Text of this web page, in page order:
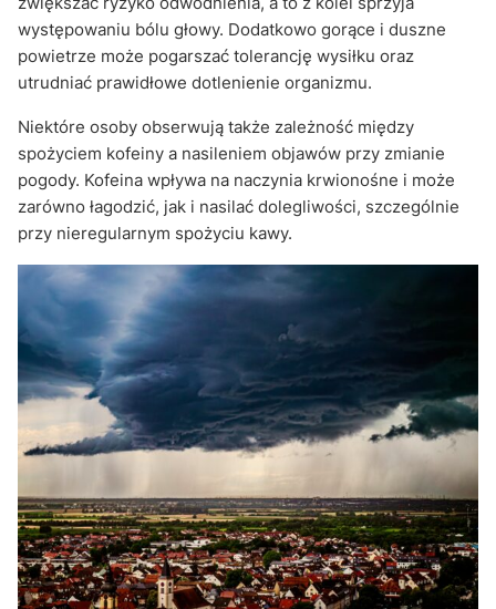
występowaniu bólu głowy. Dodatkowo gorące i duszne
powietrze może pogarszać tolerancję wysiłku oraz
utrudniać prawidłowe dotlenienie organizmu.
Niektóre osoby obserwują także zależność między
spożyciem kofeiny a nasileniem objawów przy zmianie
pogody. Kofeina wpływa na naczynia krwionośne i może
zarówno łagodzić, jak i nasilać dolegliwości, szczególnie
przy nieregularnym spożyciu kawy.